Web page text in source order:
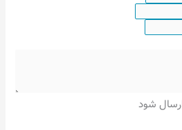
شود